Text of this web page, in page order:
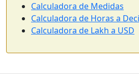
Calculadora de Medidas
Calculadora de Horas a
Calculadora de Lakh a USD